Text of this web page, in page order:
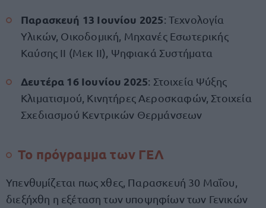
Παρασκευή 13 Ιουνίου 2025: Τεχνολογία
Υλικών, Οικοδομική, Μηχανές Εσωτερικής
Καύσης IΙ (Μεκ ΙΙ), Ψηφιακά Συστήματα
Δευτέρα 16 Ιουνίου 2025: Στοιχεία Ψύξης
Κλιματισμού, Κινητήρες Αεροσκαφών, Στοιχεία
Σχεδιασμού Κεντρικών Θερμάνσεων
Το πρόγραμμα των ΓΕΛ
Υπενθυμίζεται πως χθες, Παρασκευή 30 Μαΐου,
διεξήχθη η εξέταση των υποψηφίων των Γενικών